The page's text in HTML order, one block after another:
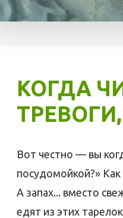
КОГДА
Вот честно — вы
посудомойкой?» Как
А запах... вместо
едят из этих